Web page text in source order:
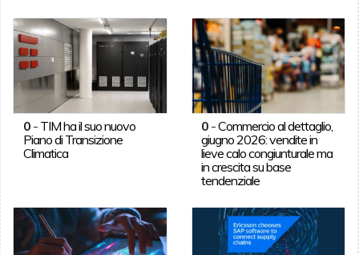
0- TIM ha il suo nuovo
Piano di Transizione
Climatica
0 -Commercio al dettaglio,
giugno 2026: vendite in
lieve calo congiunturale ma
in crescita su base
tendenziale